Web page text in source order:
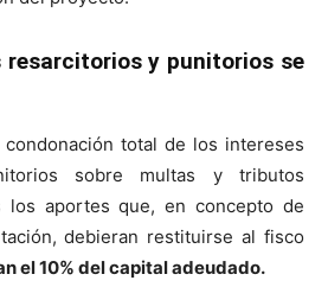
resarcitorios y punitorios se
total de los intereses
sobre multas y tributos
los aportes que, en concepto de
debieran restituirse al fisco
el 10% del capital adeudado.